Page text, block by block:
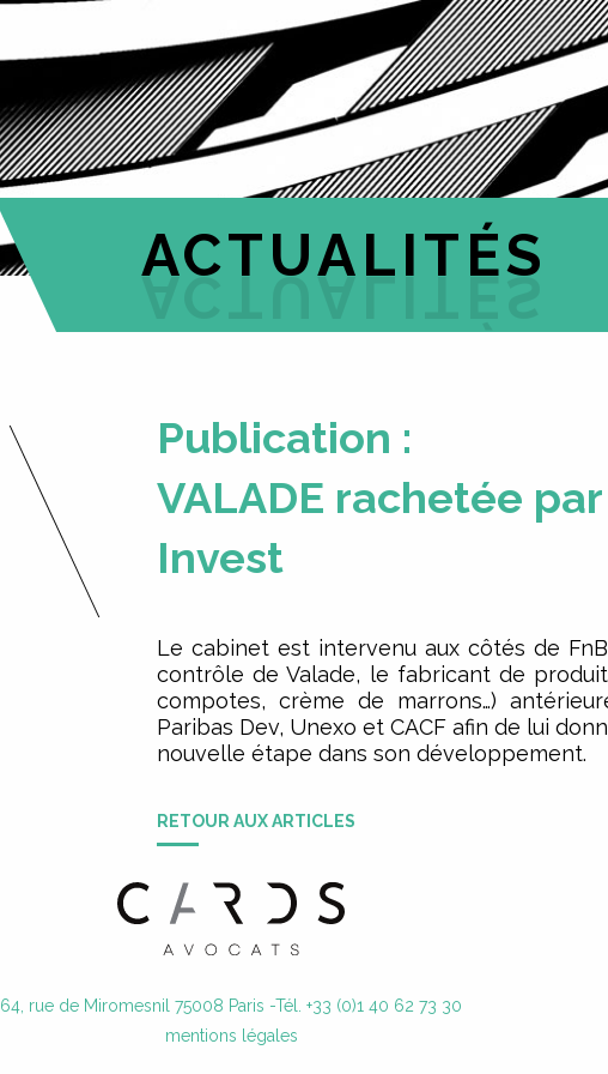
ACTUALITÉS
Publication :
VALADE rachetée
Invest
Le cabinet est intervenu aux côtés de
contrôle de Valade, le fabricant de
compotes, crème de marrons…)
Paribas Dev, Unexo et CACF afin de lui
nouvelle étape dans son développement.
RETOUR AUX ARTICLES
64, rue de Miromesnil 75008 Paris -Tél. +33 (0)1 40 62 73 30
mentions légales